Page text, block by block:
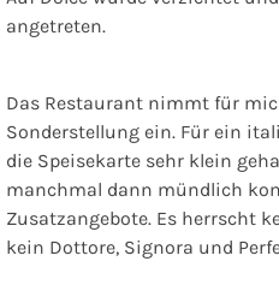
angetreten.
Das Restaurant nimmt für
Sonderstellung ein. Für ein
die Speisekarte sehr klein
manchmal dann mündlich
Zusatzangebote. Es herrscht
kein Dottore, Signora und